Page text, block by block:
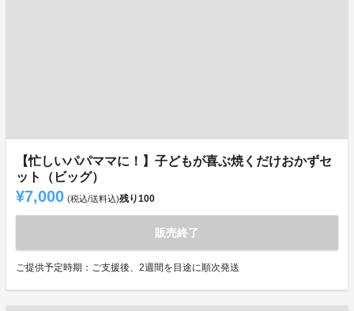
【忙しいパパママに！】子どもが喜ぶ焼くだけおかずセ
ット（ビッグ）
¥7,000 (税込/送料込)残り100
販売終了
ご提供予定時期：ご支援後、2週間を目途に順次発送